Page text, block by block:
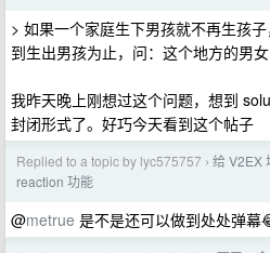
> 如果一个家庭生下男孩就不再生孩
到生出男孩为止，问：这个地方的男女
我昨天晚上刚想过这个问题，想到
封闭形式了。好巧今天看到这个帖子
Replied to a topic by lyc575757 › 给 V2EX
reaction 功能
@metrue 是不是还可以做到处处弹幕